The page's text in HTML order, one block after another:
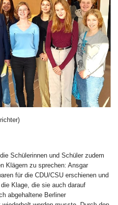
Schülerinnen und Schüler zudem
Klägern zu sprechen: Ansgar
für die CDU/CSU erschienen und
Klage, die sie auch darauf
abgehaltene Berliner